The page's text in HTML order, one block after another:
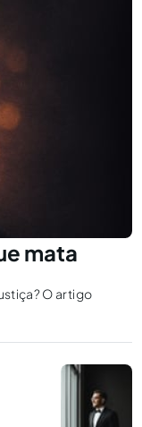
mata
O artigo